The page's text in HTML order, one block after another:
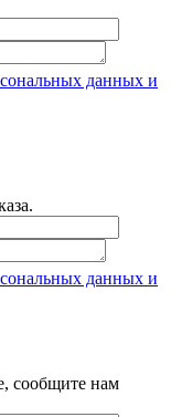
данных и
данных и
сообщите нам